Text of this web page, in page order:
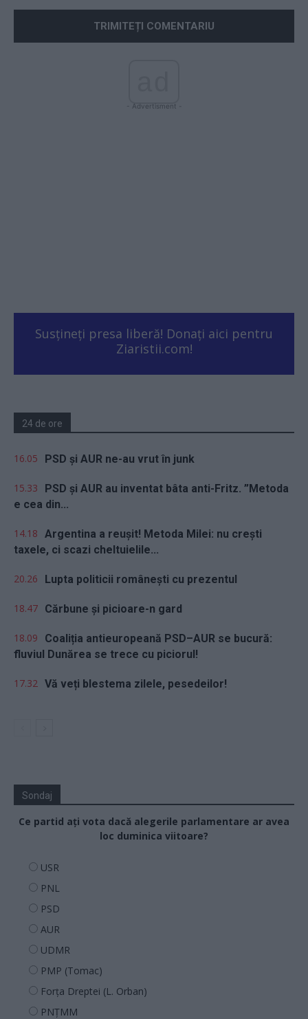
- Advertisment -
Susțineți presa liberă! Donați aici pentru
Ziaristii.com!
24 de ore
16.05 PSD și AUR ne-au vrut în junk
15.33
PSD și AUR au inventat bâta anti-Fritz. ”Metoda
e cea din...
14.18 Argentina a reușit! Metoda Milei: nu crești
taxele, ci scazi cheltuielile...
20.26 Lupta politicii românești cu prezentul
18.47 Cărbune și picioare-n gard
18.09
Coaliția antieuropeană PSD–AUR se bucură:
fluviul Dunărea se trece cu piciorul!
17.32 Vă veți blestema zilele, pesedeilor!
Sondaj
Ce partid ați vota dacă alegerile parlamentare ar avea
loc duminica viitoare?
USR
PNL
PSD
AUR
UDMR
PMP (Tomac)
Forța Dreptei (L. Orban)
PNȚMM